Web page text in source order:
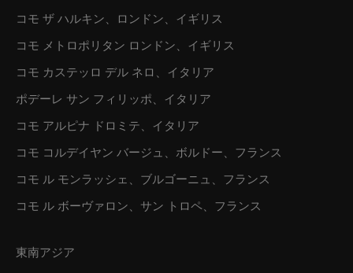
コモ ザ ハルキン、ロンドン、イギリス
コモ メトロポリタン ロンドン、イギリス
コモ カステッロ デル ネロ、イタリア
ポデーレ サン フィリッポ、イタリア
コモ アルピナ ドロミテ、イタリア
コモ コルデイヤン バージュ、ボルドー、フランス
コモ ル モンラッシェ、ブルゴーニュ、フランス
コモ ル ボーヴァロン、サン トロペ、フランス
東南アジア